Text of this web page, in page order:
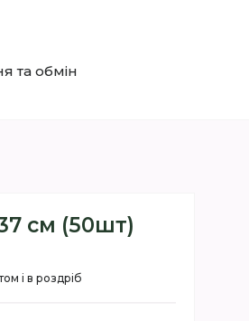
та обмін
см (50шт)
і в роздріб